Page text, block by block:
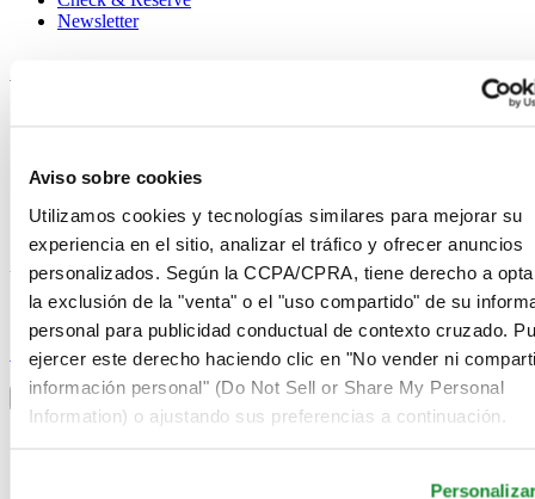
Aviso sobre cookies
Utilizamos cookies y tecnologías similares para mejorar su
experiencia en el sitio, analizar el tráfico y ofrecer anuncios
personalizados. Según la CCPA/CPRA, tiene derecho a
la exclusión de la "venta" o el "uso compartido" de su
personal para publicidad conductual de contexto cruzado.
ejercer este derecho haciendo clic en "No vender ni
información personal" (Do Not Sell or Share My Personal
Information) o ajustando sus preferencias a continuación.
Newsletter
Condiciones de venta
Desistimiento del contrato
Sistema de información
Únase al club Certina
Suscríbase para recibir información exclusiva
Suscríbase
Seleccionar país/región
Alternador de idioma